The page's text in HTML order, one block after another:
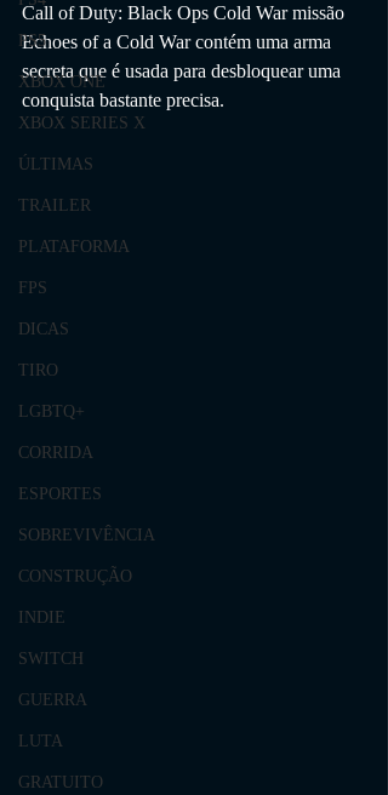
PS5
XBOX ONE
XBOX SERIES X
ÚLTIMAS
TRAILER
PLATAFORMA
FPS
DICAS
TIRO
LGBTQ+
CORRIDA
ESPORTES
SOBREVIVÊNCIA
CONSTRUÇÃO
INDIE
SWITCH
GUERRA
LUTA
GRATUITO
Call of Duty: Black Ops Cold War missão
Echoes of a Cold War contém uma arma
secreta que é usada para desbloquear uma
conquista bastante precisa.